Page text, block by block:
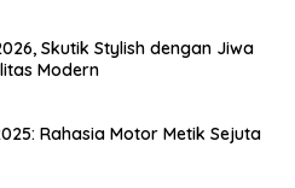
Skutik Stylish dengan Jiwa
Modern
Rahasia Motor Metik Sejuta